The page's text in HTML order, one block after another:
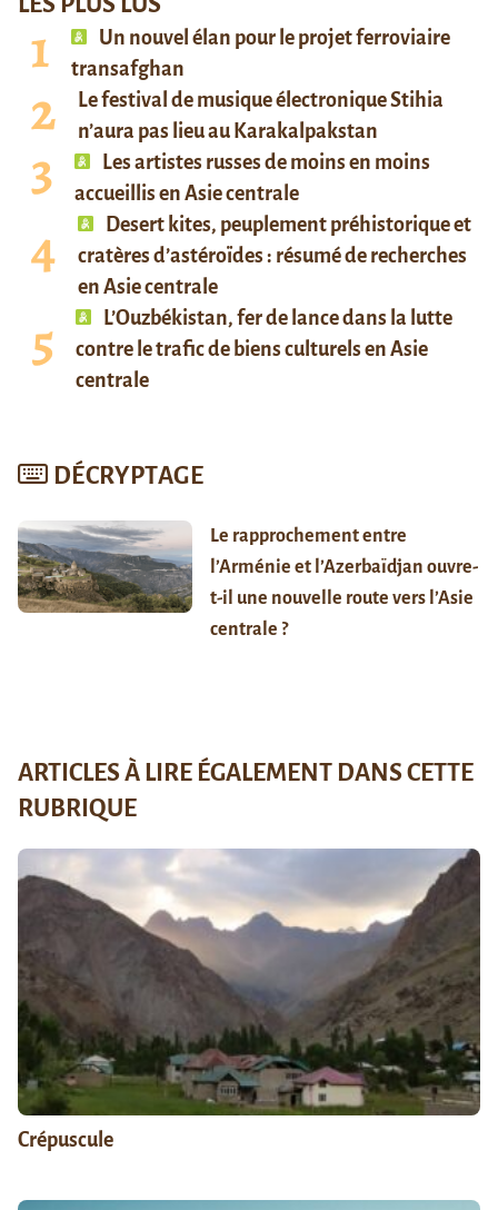
Un nouvel élan pour le projet ferroviaire
transafghan
Le festival de musique électronique Stihia
n’aura pas lieu au Karakalpakstan
Les artistes russes de moins en moins
accueillis en Asie centrale
Desert kites, peuplement préhistorique et
cratères d’astéroïdes : résumé de recherches
en Asie centrale
L’Ouzbékistan, fer de lance dans la lutte
contre le trafic de biens culturels en Asie
centrale
DÉCRYPTAGE
Le rapprochement entre
l’Arménie et l’Azerbaïdjan ouvre-
t-il une nouvelle route vers l’Asie
centrale ?
ARTICLES À LIRE ÉGALEMENT DANS CETTE
RUBRIQUE
Crépuscule